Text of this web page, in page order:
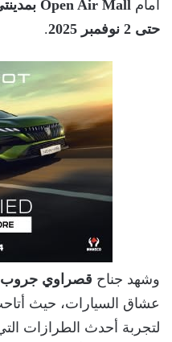
أمام Open Air Mall بمدينتي
حتى 2 نوفمبر 2025
.
وشهد جناح قصراوي جروب
عشاق السيارات، حيث
لتجربة أحدث الطرازات التي